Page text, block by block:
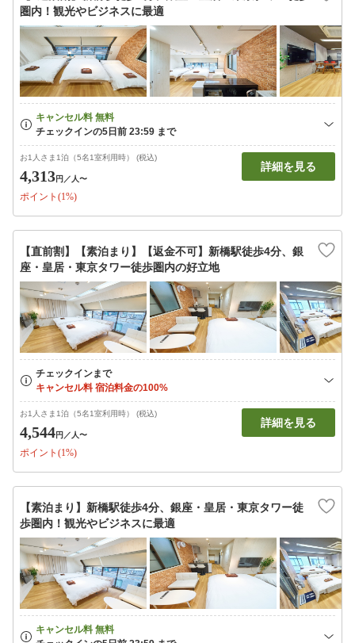
圏内！観光やビジネスに最適
お1人さま1泊（5名1室利用時） (税込)
4,313円 ／人〜
ポイント(1%)
詳細を見る
【直前割】【素泊まり】【返金不可】新橋駅徒歩4分、銀
座・皇居・東京タワー徒歩圏内の好立地
お1人さま1泊（5名1室利用時） (税込)
4,544円 ／人〜
ポイント(1%)
詳細を見る
【素泊まり】新橋駅徒歩4分、銀座・皇居・東京タワー徒
歩圏内！観光やビジネスに最適